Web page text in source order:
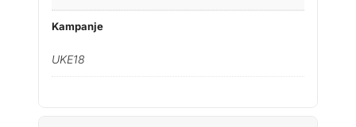
Kampanje
UKE18